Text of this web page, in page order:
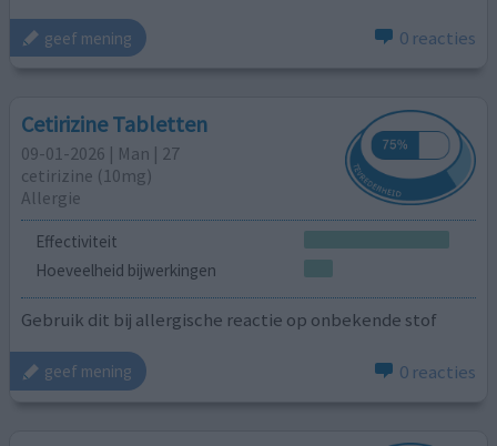
geef mening 0 reacties
Cetirizine Tabletten
09-01-2026 | Man | 27
cetirizine (10mg)
Allergie
Effectiviteit
Hoeveelheid bijwerkingen
Gebruik dit bij allergische reactie op onbekende stof
geef mening 0 reacties